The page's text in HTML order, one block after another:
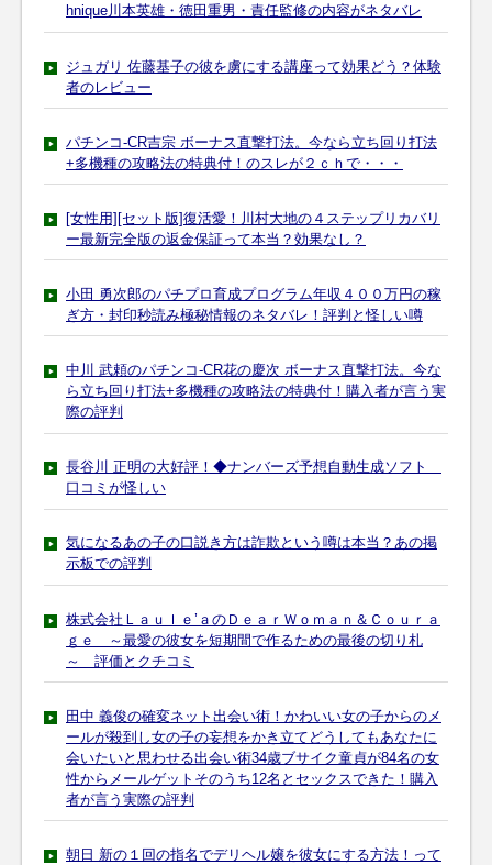
hnique川本英雄・徳田重男・責任監修の内容がネタバレ
ジュガリ 佐藤基子の彼を虜にする講座って効果どう？体験
者のレビュー
パチンコ-CR吉宗 ボーナス直撃打法。今なら立ち回り打法
+多機種の攻略法の特典付！のスレが２ｃｈで・・・
[女性用][セット版]復活愛！川村大地の４ステップリカバリ
ー最新完全版の返金保証って本当？効果なし？
小田 勇次郎のパチプロ育成プログラム年収４００万円の稼
ぎ方・封印秒読み極秘情報のネタバレ！評判と怪しい噂
中川 武頼のパチンコ-CR花の慶次 ボーナス直撃打法。今な
ら立ち回り打法+多機種の攻略法の特典付！購入者が言う実
際の評判
長谷川 正明の大好評！◆ナンバーズ予想自動生成ソフト
口コミが怪しい
気になるあの子の口説き方は詐欺という噂は本当？あの掲
示板での評判
株式会社Ｌａｕｌｅ’ａのＤｅａｒＷｏｍａｎ＆Ｃｏｕｒａ
ｇｅ ～最愛の彼女を短期間で作るための最後の切り札
～ 評価とクチコミ
田中 義俊の確変ネット出会い術！かわいい女の子からのメ
ールが殺到し女の子の妄想をかき立てどうしてもあなたに
会いたいと思わせる出会い術34歳ブサイク童貞が84名の女
性からメールゲットそのうち12名とセックスできた！購入
者が言う実際の評判
朝日 新の１回の指名でデリヘル嬢を彼女にする方法！って